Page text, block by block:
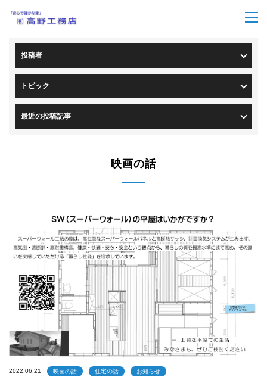
投稿者
トピック
最近の投稿記事
映画の話
2022.06.21 映画の話 住宅の話 お知らせ